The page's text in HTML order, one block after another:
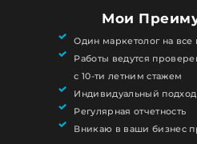
Мои
Один маркетолог на все
Работы ведутся
с 10-ти летним стажем
Индивидуальный подход
Регулярная отчетность
Вникаю в ваши бизнес